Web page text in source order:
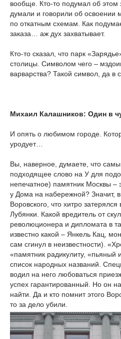
вообще. Кто-то подумал об
думали и говорили об освоении
по откатным схемам. Как
заказа… аж дух захватывает.
Кто-то сказал, что парк
столицы. Символом чего –
варварства? Такой символ, да в
Михаил Калашников: Один в
И опять о любимом городе.
уродует…
Вы, наверное, думаете, что
подходящее слово на У для
непечатное) памятник Москвы –
у Дома на набережной? Значит,
Воровского, что хитро
Лубянки. Какой вредитель от
революционера и дипломата в
известно какой – Янкель Кац,
сам сгинул в неизвестности).
«памятник радикулиту,
список народных названий.
водил на него любоваться
успех гарантированный. Но он
найти. Да и кто помнит этого
то за дело убили.